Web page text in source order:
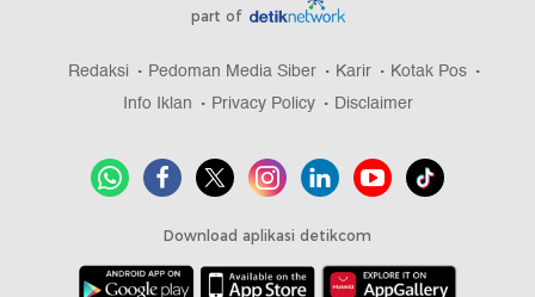
part of
Redaksi Pedoman Media Siber Karir
Kotak Pos
Info Iklan
Privacy Policy Disclaimer
Download aplikasi detikcom